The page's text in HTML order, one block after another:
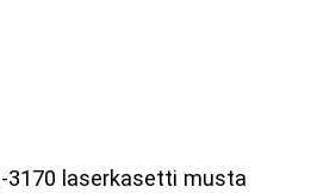
3170 laserkasetti musta